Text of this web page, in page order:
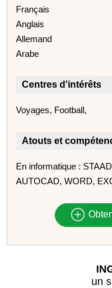
Français
Anglais
Allemand
Arabe
Centres d'intérêts
Voyages, Football,
Atouts et
En informatique :
AUTOCAD, WORD,
un